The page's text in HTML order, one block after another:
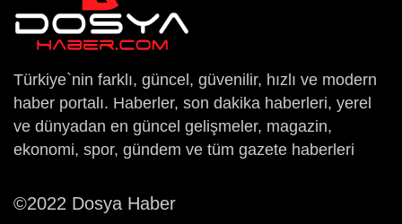
Türkiye`nin farklı, güncel, güvenilir, hızlı ve modern
haber portalı. Haberler, son dakika haberleri, yerel
ve dünyadan en güncel gelişmeler, magazin,
ekonomi, spor, gündem ve tüm gazete haberleri
©2022 Dosya Haber